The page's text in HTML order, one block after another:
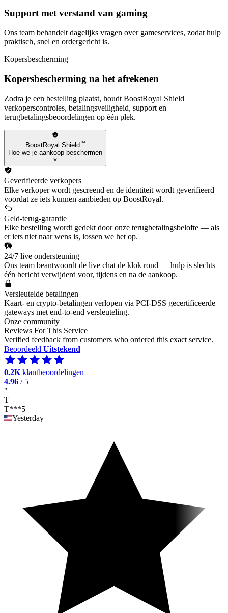
Support met verstand van gaming
Ons team behandelt dagelijks vragen over gameservices, zodat hulp
praktisch, snel en ordergericht is.
Kopersbescherming
Kopersbescherming na het afrekenen
Zodra je een bestelling plaatst, houdt BoostRoyal Shield
verkoperscontroles, betalingsveiligheid, support en
terugbetalingsbeoordelingen op één plek.
BoostRoyal Shield™
Hoe we je aankoop beschermen
Geverifieerde verkopers
Elke verkoper wordt gescreend en de identiteit wordt geverifieerd
voordat ze iets kunnen aanbieden op BoostRoyal.
Geld-terug-garantie
Elke bestelling wordt gedekt door onze terugbetalingsbelofte — als
er iets niet naar wens is, lossen we het op.
24/7 live ondersteuning
Ons team beantwoordt de live chat de klok rond — hulp is slechts
één bericht verwijderd voor, tijdens en na de aankoop.
Versleutelde betalingen
Kaart- en crypto-betalingen verlopen via PCI-DSS gecertificeerde
gateways met end-to-end versleuteling.
Onze community
Reviews For This Service
Verified feedback from customers who ordered this exact service.
Beoordeeld Uitstekend
0.2K klantbeoordelingen
4.96 / 5
"
T
T***5
Yesterday